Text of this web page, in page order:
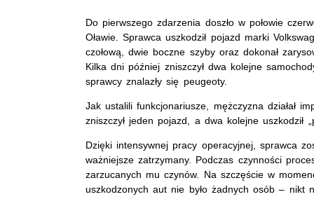
Do pierwszego zdarzenia doszło w połowie
Oławie. Sprawca uszkodził pojazd marki
czołową, dwie boczne szyby oraz dokonał
Kilka dni później zniszczył dwa kolejne
sprawcy znalazły się peugeoty.
Jak ustalili funkcjonariusze, mężczyzna działał
zniszczył jeden pojazd, a dwa kolejne uszkodził
Dzięki intensywnej pracy operacyjnej, sprawca
ważniejsze zatrzymany. Podczas czynności
zarzucanych mu czynów. Na szczęście w
uszkodzonych aut nie było żadnych osób – nikt